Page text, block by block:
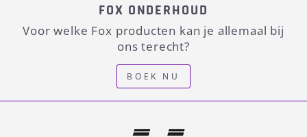
FOX ONDERHOUD
Voor welke Fox producten kan je allemaal bij
ons terecht?
BOEK NU